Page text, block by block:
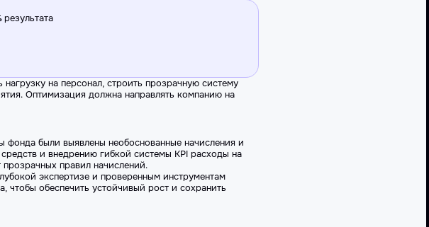
результата
на персонал, строить прозрачную систему
Оптимизация должна направлять компанию на
фонда были выявлены необоснованные начисления и
и внедрению гибкой системы KPI расходы на
правил начислений.
экспертизе и проверенным инструментам
обеспечить устойчивый рост и сохранить